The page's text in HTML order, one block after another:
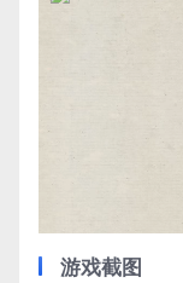
游戏截图